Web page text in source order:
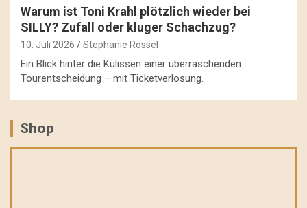
Warum ist Toni Krahl plötzlich wieder bei
SILLY? Zufall oder kluger Schachzug?
10. Juli 2026 Stephanie Rössel
Ein Blick hinter die Kulissen einer überraschenden
Tourentscheidung – mit Ticketverlosung.
Shop